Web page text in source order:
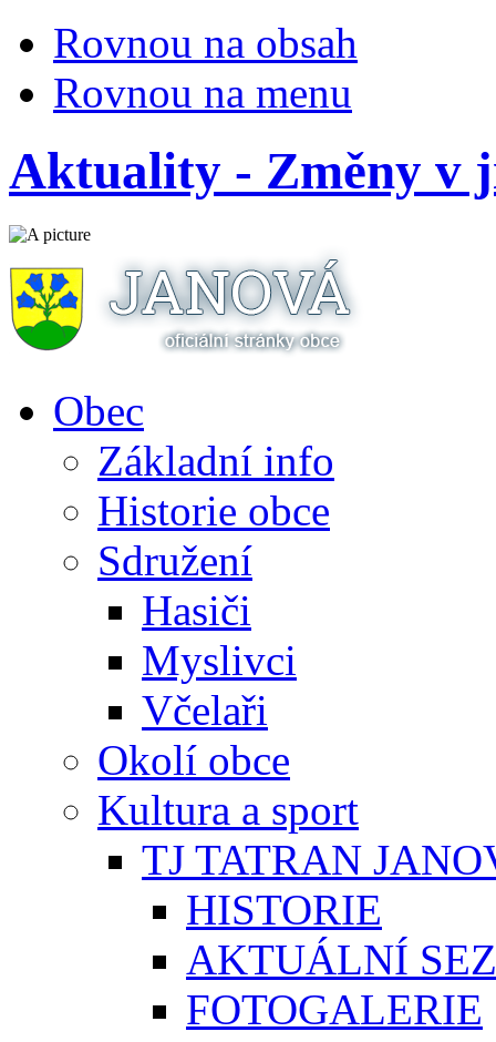
Rovnou na obsah
Rovnou na menu
Aktuality - Změny v
Obec
Základní info
Historie obce
Sdružení
Hasiči
Myslivci
Včelaři
Okolí obce
Kultura a sport
TJ TATRAN
HISTORIE
AKTUÁLNÍ
FOTOGALERIE